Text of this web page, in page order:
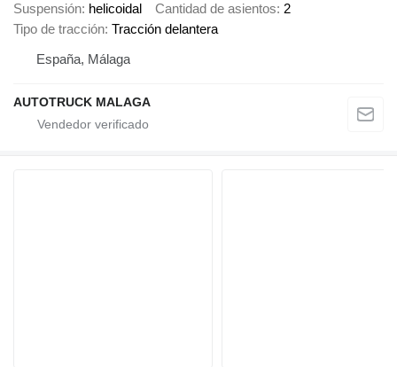
Suspensión helicoidal Cantidad de asientos 2
Tipo de tracción Tracción delantera
España, Málaga
AUTOTRUCK MALAGA